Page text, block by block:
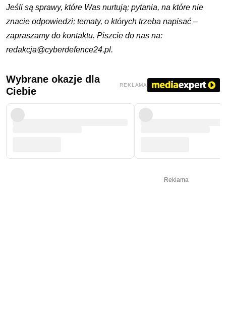
Jeśli są sprawy, które Was nurtują; pytania, na które nie
znacie odpowiedzi; tematy, o których trzeba napisać –
zapraszamy do kontaktu. Piszcie do nas na:
redakcja@cyberdefence24.pl.
Wybrane okazje dla
Ciebie
REKLAMA
Reklama